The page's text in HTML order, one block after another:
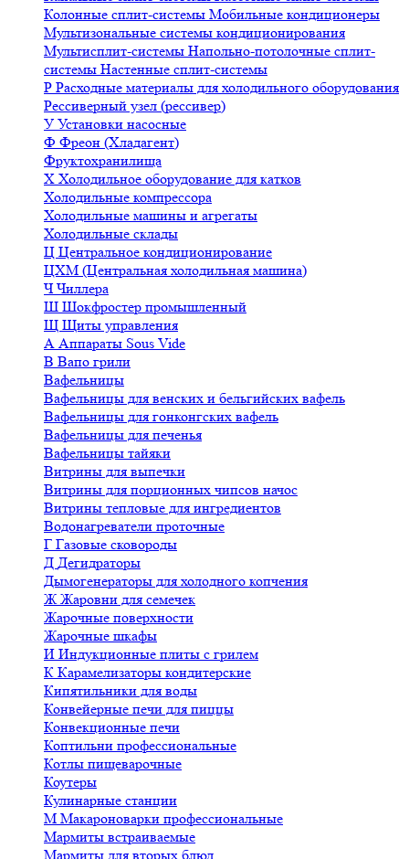
Колонные сплит-системы Мобильные кондиционеры
Мультизональные системы кондиционирования
Мультисплит-системы Напольно-потолочные сплит-
системы Настенные сплит-системы
Р Расходные материалы для холодильного оборудования
Рессиверный узел (рессивер)
У Установки насосные
Ф Фреон (Хладагент)
Фруктохранилища
Х Холодильное оборудование для катков
Холодильные компрессора
Холодильные машины и агрегаты
Холодильные склады
Ц Центральное кондиционирование
ЦХМ (Центральная холодильная машина)
ЧЧиллера
Ш Шокфростер промышленный
Щ Щиты управления
А Аппараты Sous Vide
В Вапо грили
Вафельницы
Вафельницы для венских и бельгийских вафель
Вафельницы для гонконгских вафель
Вафельницы для печенья
Вафельницы тайяки
Витрины для выпечки
Витрины для порционных чипсов начос
Витрины тепловые для ингредиентов
Водонагреватели проточные
Г Газовые сковороды
Д Дегидраторы
Дымогенераторы для холодного копчения
ЖЖаровни для семечек
Жарочные поверхности
Жарочные шкафы
И Индукционные плиты с грилем
К Карамелизаторы кондитерские
Кипятильники для воды
Конвейерные печи для пиццы
Конвекционные печи
Коптильни профессиональные
Котлы пищеварочные
Коутеры
Кулинарные станции
М Макароноварки профессиональные
Мармиты встраиваемые
Мармиты для вторых блюд